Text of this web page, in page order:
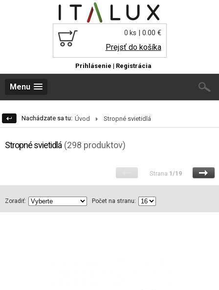
0 ks | 0.00 €
Prejsť do košíka
Prihlásenie | Registrácia
Menu
Nachádzate sa tu: Úvod Stropné svietidlá
Stropné svietidlá (298 produktov)
Strana 1/19
Zoradiť: Počet na stranu: